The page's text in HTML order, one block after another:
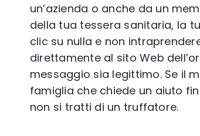
un’azienda o anche da un
della tua tessera sanitaria, la
clic su nulla e non
direttamente al sito Web
messaggio sia legittimo. Se il
famiglia che chiede un aiuto
non si tratti di un truffatore.